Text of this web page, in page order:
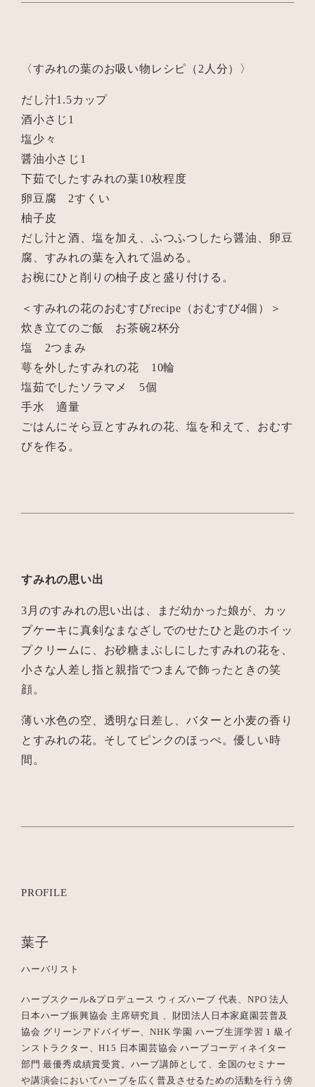
〈すみれの葉のお吸い物レシピ（2人分）〉
だし汁1.5カップ
酒小さじ1
塩少々
醤油小さじ1
下茹でしたすみれの葉10枚程度
卵豆腐 2すくい
柚子皮
だし汁と酒、塩を加え、ふつふつしたら醤油、卵豆
腐、すみれの葉を入れて温める。
お椀にひと削りの柚子皮と盛り付ける。
＜すみれの花のおむすびrecipe（おむすび4個）＞
炊き立てのご飯 お茶碗2杯分
塩 2つまみ
萼を外したすみれの花 10輪
塩茹でしたソラマメ 5個
手水 適量
ごはんにそら豆とすみれの花、塩を和えて、おむす
びを作る。
すみれの思い出
3月のすみれの思い出は、まだ幼かった娘が、カッ
プケーキに真剣なまなざしでのせたひと匙のホイッ
プクリームに、お砂糖まぶしにしたすみれの花を、
小さな人差し指と親指でつまんで飾ったときの笑
顔。
薄い水色の空、透明な日差し、バターと小麦の香り
とすみれの花。そしてピンクのほっぺ。優しい時
間。
PROFILE
葉子
ハーバリスト
ハーブスクール&プロデュース ウィズハーブ 代表、NPO 法人
日本ハーブ振興協会 主席研究員 、財団法人日本家庭園芸普及
協会 グリーンアドバイザー、NHK 学園 ハーブ生涯学習 1 級イ
ンストラクター、H15 日本園芸協会 ハーブコーディネイター
部門 最優秀成績賞受賞。ハーブ講師として、全国のセミナー
や講演会においてハーブを広く普及させるための活動を行う傍